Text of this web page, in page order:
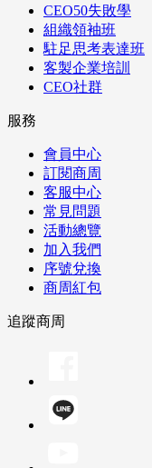
CEO50失敗學
組織領袖班
駐足思考表達班
客製企業培訓
CEO社群
服務
會員中心
訂閱商周
客服中心
常見問題
活動總覽
加入我們
序號兌換
商周紅包
追蹤商周